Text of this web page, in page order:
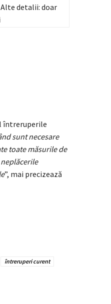
detalii: doar
întreruperile
sunt necesare
toate măsurile de
”, mai precizează
întreruperi curent